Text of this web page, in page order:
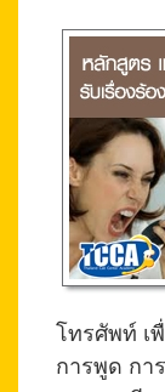
โทรศัพท์ เ
การพูด กา